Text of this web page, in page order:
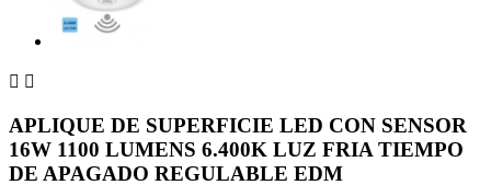
 
APLIQUE DE SUPERFICIE LED CON SENSOR
16W 1100 LUMENS 6.400K LUZ FRIA TIEMPO
DE APAGADO REGULABLE EDM